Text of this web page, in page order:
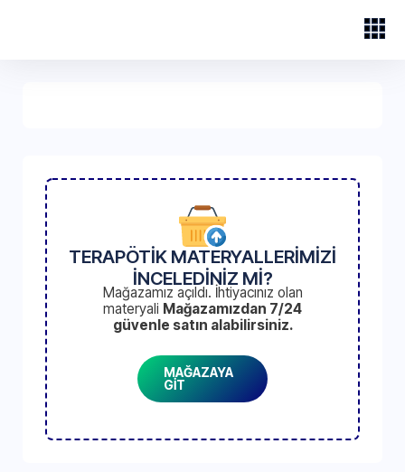
TERAPÖTİK MATERYALLERİMİZİ
İNCELEDİNİZ Mİ?
Mağazamız açıldı. İhtiyacınız olan
materyali Mağazamızdan 7/24
güvenle satın alabilirsiniz.
MAĞAZAYA
GİT